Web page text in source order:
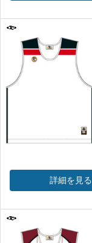
詳細を見る